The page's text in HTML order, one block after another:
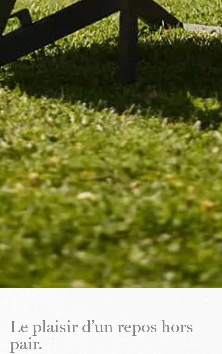
Le plaisir d’un repos hors
pair.